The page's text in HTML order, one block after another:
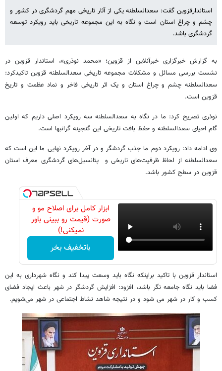
استاندارقزوین گفت: سعدالسلطنه یکی از آثار تاریخی مهم گردشگری در کشور و
چشم و چراغ استان است و نگاه به این مجموعه تاریخی باید رویکرد توسعه
گردشگری باشد.
به گزارش خبرگزاری خبرآنلاین از قزوین؛ «محمد نوذری»، استاندار قزوین در
نشست بررسی مسائل و مشکلات مجموعه تاریخی سعدالسلطنه قزوین تاکیدکرد:
سعدالسلطنه چشم و چراغ استان و یک اثر تاریخی فاخر و نماد عظمت و تاریخ
قزوین است.
نوذری تصریح کرد: ما در نگاه به سعدالسلطنه سه رویکرد اصلی داریم که اولین
گام احیای سعدالسلطنه و حفظ بافت تاریخی این گنجینه گرانبها است.
وی ادامه داد: رویکرد دوم ما جذب گردشگر و در آخر رویکرد نهایی ما این است که
سعدالسلطنه از لحاظ ظرفیت‌های تاریخی و پتانسیل‌های گردشگری معرف استان
قزوین در سطح کشور باشد.
ابزار کامل برای اصلاح مو و
صورت (قیمت رو ببینی باور
نمیکنی!)
باتخفیف بخر
استاندار قزوین با تاکید براینکه نگاه باید وسعت پیدا کند و نگاه شهرداری به این
فضا باید نگاه جامعه نگر باشد، افزود: افزایش گردشگر در شهر باعث ایجاد فضای
کسب و کار در شهر می شود و در نتیجه شاهد نشاط اجتماعی در شهر می‌شویم.